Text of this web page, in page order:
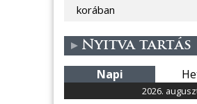
korában
Nyitva tartás
Napi
2026.